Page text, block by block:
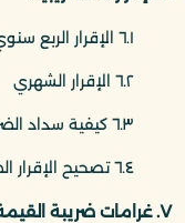
٦.١ الإقرار الربع سنوي
٦.٢ الإقرار الشهري
٦.٣ كيفية سداد الضريبة
٦.٤ تصحيح الإقرار الضريبي
٧. غرامات ضريبة القيمة المضافة